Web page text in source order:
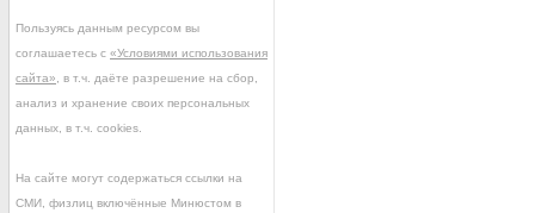
Пользуясь данным ресурсом вы
соглашаетесь с «Условиями использования
сайта» , в т.ч. даёте разрешение на сбор,
анализ и хранение своих персональных
данных, в т.ч. cookies.
На сайте могут содержаться ссылки на
СМИ, физлиц включённые Минюстом в